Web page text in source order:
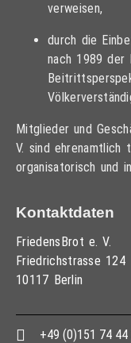
verweisen,
durch die
nach 1989 der
Mitglieder und
V. sind ehrenamtlich
organisatorisch und
Kontaktdaten
FriedensBrot e. V.
Friedrichstrasse 124
10117 Berlin
+49 (0)151 74 44